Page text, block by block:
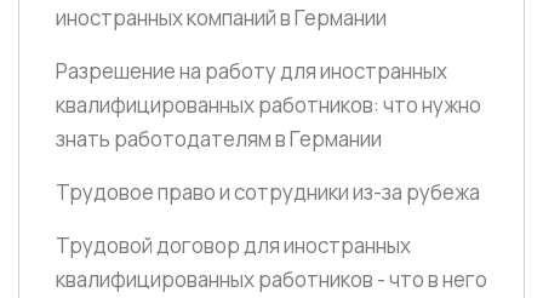
иностранных компаний в Германии
Разрешение на работу для иностранных
квалифицированных работников: что нужно
знать работодателям в Германии
Трудовое право и сотрудники из-за рубежа
Трудовой договор для иностранных
квалифицированных работников - что в него